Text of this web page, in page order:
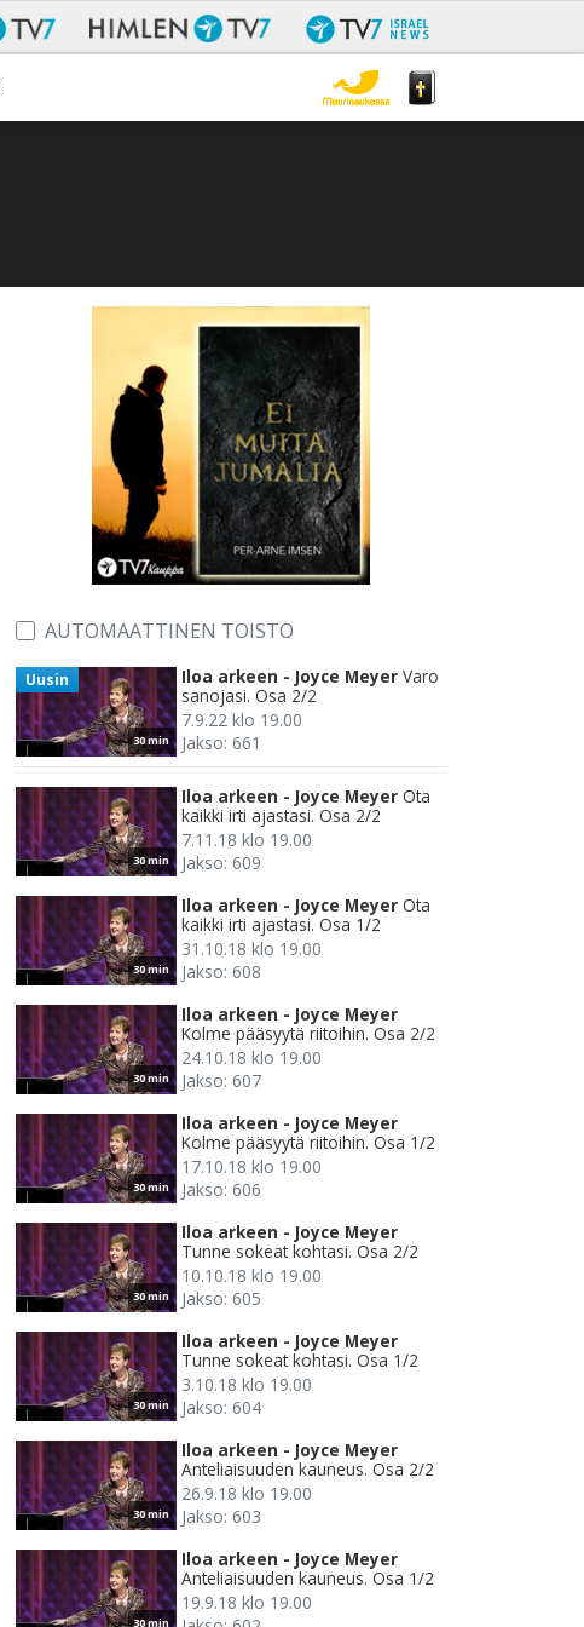
AUTOMAATTINEN TOISTO
30 min
Uusin Iloa arkeen - Joyce Meyer Varo
sanojasi. Osa 2/2
7.9.22 klo 19.00
Jakso: 661
30 min
Iloa arkeen - Joyce Meyer Ota
kaikki irti ajastasi. Osa 2/2
7.11.18 klo 19.00
Jakso: 609
30 min
Iloa arkeen - Joyce Meyer Ota
kaikki irti ajastasi. Osa 1/2
31.10.18 klo 19.00
Jakso: 608
30 min
Iloa arkeen - Joyce Meyer
Kolme pääsyytä riitoihin. Osa 2/2
24.10.18 klo 19.00
Jakso: 607
30 min
Iloa arkeen - Joyce Meyer
Kolme pääsyytä riitoihin. Osa 1/2
17.10.18 klo 19.00
Jakso: 606
30 min
Iloa arkeen - Joyce Meyer
Tunne sokeat kohtasi. Osa 2/2
10.10.18 klo 19.00
Jakso: 605
30 min
Iloa arkeen - Joyce Meyer
Tunne sokeat kohtasi. Osa 1/2
3.10.18 klo 19.00
Jakso: 604
30 min
Iloa arkeen - Joyce Meyer
Anteliaisuuden kauneus. Osa 2/2
26.9.18 klo 19.00
Jakso: 603
30 min
Iloa arkeen - Joyce Meyer
Anteliaisuuden kauneus. Osa 1/2
19.9.18 klo 19.00